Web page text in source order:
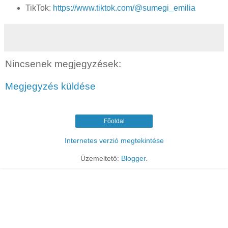
TikTok: https://www.tiktok.com/@sumegi_emilia
Nincsenek megjegyzések:
Megjegyzés küldése
Főoldal
Internetes verzió megtekintése
Üzemeltető: Blogger.